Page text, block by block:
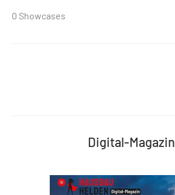
0 Showcases
Digital-Magazin